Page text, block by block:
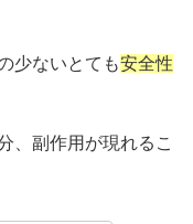
少ないとても安全性
、副作用が現れるこ